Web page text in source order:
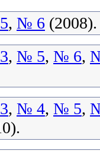
, № 6 (2008).
, № 5, № 6,
, № 4, № 5,